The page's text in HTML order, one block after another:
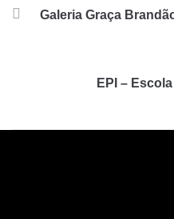
Galeria Graça
EPI –